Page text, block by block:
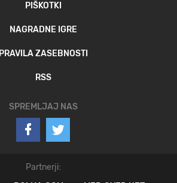
PIŠKOTKI
NAGRADNE IGRE
PRAVILA ZASEBNOSTI
RSS
SPREMLJAJ NAS
Partnerji: